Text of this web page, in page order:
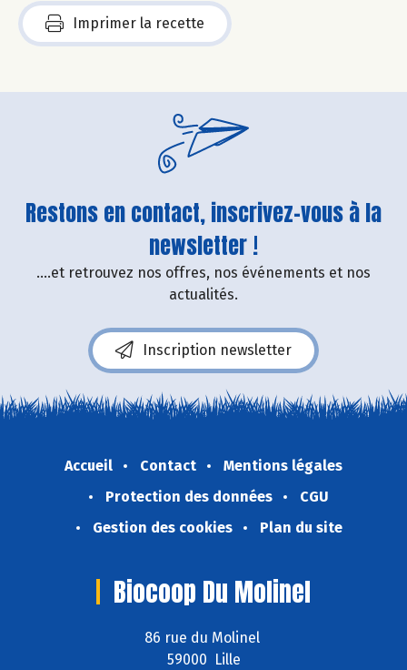
Imprimer la recette
Restons en contact, inscrivez-vous à la
newsletter !
....et retrouvez nos offres, nos événements et nos
actualités.
Inscription newsletter
Accueil Contact
Mentions légales
Protection des données
CGU
Gestion des cookies
Plan du site
Biocoop Du Molinel
86 rue du Molinel
59000 Lille